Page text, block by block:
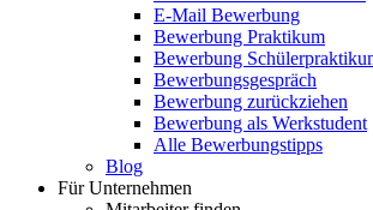
E-Mail Bewerbung
Bewerbung Praktikum
Bewerbung
Bewerbungsgespräch
Bewerbung zurückziehen
Bewerbung als Werkstudent
Alle Bewerbungstipps
Blog
Für Unternehmen